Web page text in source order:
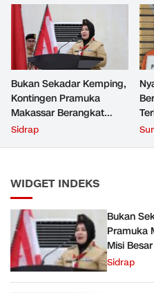
Bukan Sekadar Kemping,
Kontingen Pramuka
Makassar Berangkat
Membawa Misi Besar ke
Sidrap
WIDGET INDEKS
Bukan
Pramuka
Misi
Sidrap